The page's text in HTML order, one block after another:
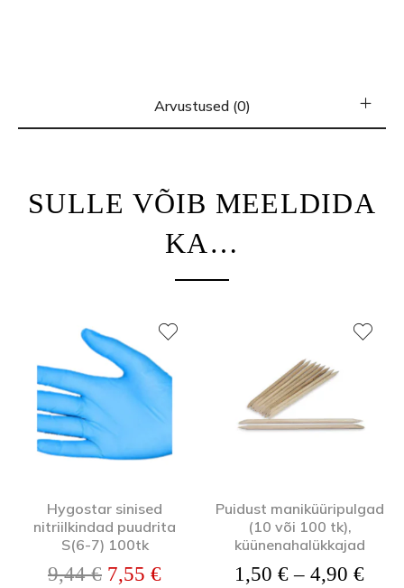
Arvustused (0)
SULLE VÕIB MEELDIDA
KA…
Hygostar sinised
nitriilkindad puudrita
S(6-7) 100tk
9,44€ Algne hind oli: 9,44 €.
7,55 €Praegune hind on: 7,55 €.
Puidust maniküüripulgad
(10 või 100 tk),
küünenahalükkajad
1,50 € – 4,90 €